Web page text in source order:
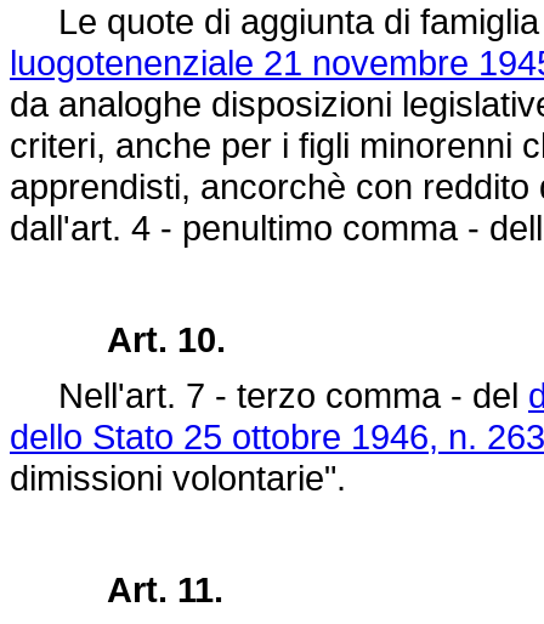
Le quote di aggiunta di
luogotenenziale 21 novembre
da analoghe disposizioni
criteri, anche per i figli minorenni
apprendisti, ancorchè con
dall'art. 4 - penultimo comma -
Art. 10.
Nell'art. 7 - terzo comma - del
dello Stato 25 ottobre 1946, n.
dimissioni volontarie".
Art. 11.